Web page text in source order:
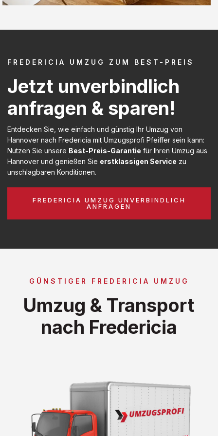
FREDERICIA UMZUG ZUM BEST-PREIS
Jetzt unverbindlich
anfragen & sparen!
Entdecken Sie, wie einfach und günstig Ihr Umzug von
Hannover nach Fredericia mit Umzugsprofi Pfeiffer sein kann:
Nutzen Sie unsere Best-Preis-Garantie für Ihren Umzug aus
Hannover und genießen Sie erstklassigen Service zu
unschlagbaren Konditionen.
FREDERICIA UMZUG UNVERBINDLICH
ANFRAGEN
GÜNSTIGER FREDERICIA UMZUG
Umzug & Transport
nach Fredericia